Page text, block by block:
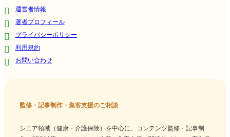
運営者情報
著者プロフィール
プライバシーポリシー
利用規約
お問い合わせ
監修・記事制作・集客支援のご相談
シニア領域（健康・介護保険）を中心に、コンテンツ監修・記事制